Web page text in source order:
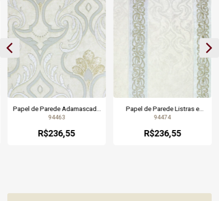
Papel de Parede Adamascado
Bege e Dourado Brilho Prata
Vita - 10 metros | 94463 | Cola
Grátis
94463
R$236,55
Papel de Parede Listras e
Arabesco Bege Rosado e Prata
Coleção Dolce Vita - 10 metros |
94474 | Cola Grátis
94474
R$236,55